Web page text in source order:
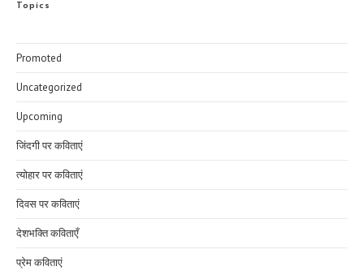
Topics
Promoted
Uncategorized
Upcoming
जिंदगी पर कविताएं
त्योहार पर कविताएं
दिवस पर कविताएं
देशभक्ति कविताएँ
प्रेम कविताएं